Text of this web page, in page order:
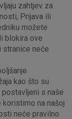
zahtjev za
Prijava ili
možete
blokira ove
stranice neće
kao što su
s naše
na našoj
neće pravilno